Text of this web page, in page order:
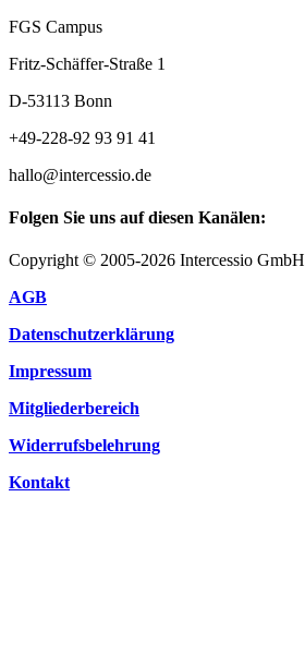
FGS Campus
Fritz-Schäffer-Straße 1
D-53113 Bonn
+49-228-92 93 91 41
hallo@intercessio.de
Folgen Sie uns auf diesen Kanälen:
Copyright © 2005-2026 Intercessio GmbH
AGB
Datenschutzerklärung
Impressum
Mitgliederbereich
Widerrufsbelehrung
Kontakt